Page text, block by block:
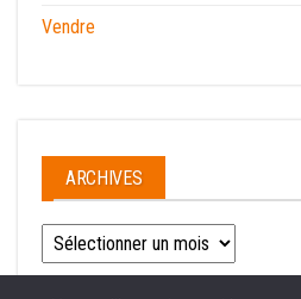
Vendre
ARCHIVES
Archives